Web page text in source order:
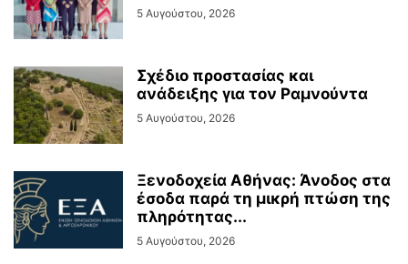
5 Αυγούστου, 2026
Σχέδιο προστασίας και
ανάδειξης για τον Ραμνούντα
5 Αυγούστου, 2026
Ξενοδοχεία Αθήνας: Άνοδος στα
έσοδα παρά τη μικρή πτώση της
πληρότητας...
5 Αυγούστου, 2026